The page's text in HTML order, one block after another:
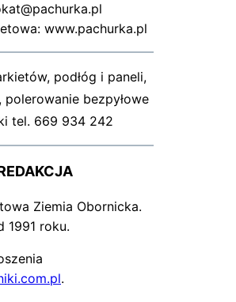
www.pachurka.pl
podłóg i paneli,
polerowanie bezpyłowe
tel. 669 934 242
Ziemia Obornicka.
1991 roku.
.